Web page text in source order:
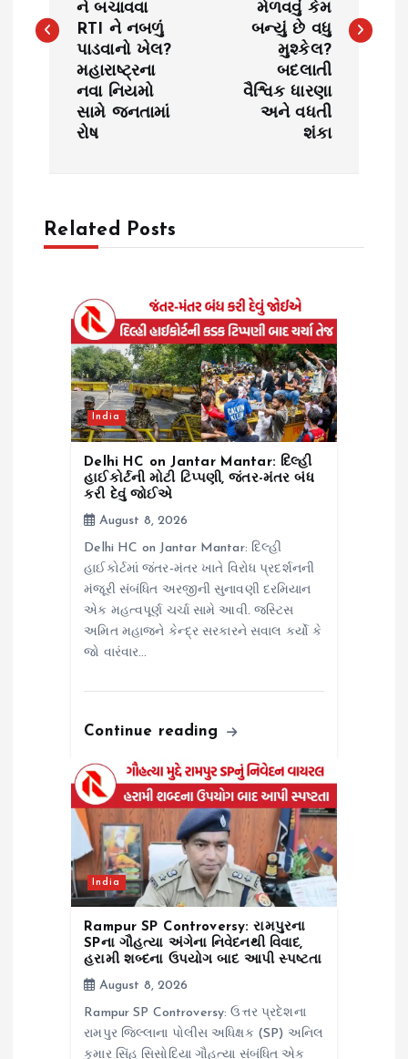
t
ને બચાવવા
RTI ને નબળું
પાડવાનો ખેલ?
મહારાષ્ટ્રના
નવા નિયમો
સામે જનતામાં
રોષ
મેળવવું કેમ
બન્યું છે વધુ
મુશ્કેલ?
બદલાતી
વૈશ્વિક ધારણા
અને વધતી
શંકા
Related Posts
India
Delhi HC on Jantar Mantar: દિલ્હી
હાઈકોર્ટની મોટી ટિપ્પણી, જંતર-મંતર બંધ
કરી દેવું જોઈએ
August 8, 2026
Delhi HC on Jantar Mantar: દિલ્હી
હાઈકોર્ટમાં જંતર-મંતર ખાતે વિરોધ પ્રદર્શનની
મંજૂરી સંબંધિત અરજીની સુનાવણી દરમિયાન
એક મહત્વપૂર્ણ ચર્ચા સામે આવી. જસ્ટિસ
અમિત મહાજને કેન્દ્ર સરકારને સવાલ કર્યો કે
જો વારંવાર…
Continue reading
India
Rampur SP Controversy: રામપુરના
SPના ગૌહત્યા અંગેના નિવેદનથી વિવાદ,
હરામી શબ્દના ઉપયોગ બાદ આપી સ્પષ્ટતા
August 8, 2026
Rampur SP Controversy: ઉત્તર પ્રદેશના
રામપુર જિલ્લાના પોલીસ અધિક્ષક (SP) અનિલ
કુમાર સિંહ સિસોદિયા ગૌહત્યા સંબંધિત એક